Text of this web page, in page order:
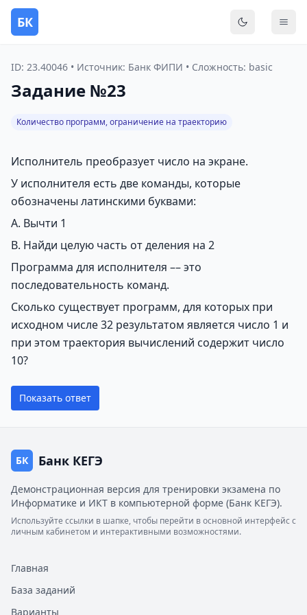
БК
ID: 23.40046 • Источник: Банк ФИПИ • Сложность: basic
Задание №23
Количество программ, ограничение на траекторию
Исполнитель преобразует число на экране.
У исполнителя есть две команды, которые
обозначены латинскими буквами:
A. Вычти 1
B. Найди целую часть от деления на 2
Программа для исполнителя –– это
последовательность команд.
Сколько существует программ, для которых при
исходном числе 32 результатом является число 1 и
при этом траектория вычислений содержит число
10?
Показать ответ
БК Банк КЕГЭ
Демонстрационная версия для тренировки экзамена по
Информатике и ИКТ в компьютерной форме (Банк КЕГЭ).
Используйте ссылки в шапке, чтобы перейти в основной интерфейс с
личным кабинетом и интерактивными возможностями.
Главная
База заданий
Варианты